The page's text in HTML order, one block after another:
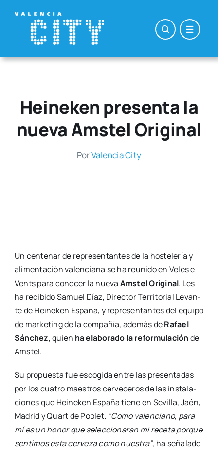
contenido
Heineken presenta la
nueva Amstel Original
PorValen­cia City
Un cen­te­nar de repre­sen­tan­tes de la hos­te­le­ría y
ali­men­ta­ción valen­cia­na se ha reu­ni­do en Veles e
Vents para cono­cer la nue­va Ams­tel Ori­gi­nal. Les
ha reci­bi­do Samuel Díaz, Direc­tor Terri­to­rial Levan­
te de Hei­ne­ken Espa­ña, y repre­sen­tan­tes del equi­po
de mar­ke­ting de la com­pa­ñía, ade­más deRafael
Sán­chez, quien ha ela­bo­ra­do la refor­mu­la­ción de
Ams­tel.
Su pro­pues­ta fue esco­gi­da entre las pre­sen­ta­das
por los cua­tro maes­tros cer­ve­ce­ros de las ins­ta­la­
cio­nes que Hei­ne­ken Espa­ña tie­ne en Sevi­lla, Jaén,
Madrid y Quart de Poblet. “Como valen­ciano, para
mí es un honor que selec­cio­na­ran mi rece­ta por­que
sen­ti­mos esta cer­ve­za como nues­tra”, ha seña­la­do